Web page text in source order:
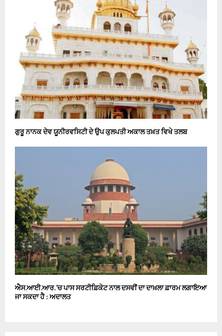
ਗੁਰੂ ਨਾਨਕ ਦੇਵ ਯੂਨੀਰਵਸਿਟੀ ਦੇ ਉਪ ਕੁਲਪਤੀ ਅਕਾਲ ਤਖ਼ਤ ਵਿਖੇ ਤਲਬ
ਐਸ.ਆਈ.ਆਰ. ’ਚ ਪਾਸ ਸਰਟੀਫ਼ਿਕੇਟ ਨਾਲ ਦਸਵੀਂ ਦਾ ਦਾਖ਼ਲਾ ਫ਼ਾਰਮ ਲਗਾਇਆ
ਜਾ ਸਕਦਾ ਹੈ : ਅਦਾਲਤ